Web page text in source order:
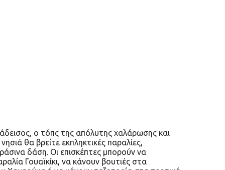
ο τόπς της απόλυτης χαλάρωσης και
θα βρείτε εκπληκτικές παραλίες,
δάση. Οι επισκέπτες μπορούν να
Γουαϊκίκι, να κάνουν βουτιές στα